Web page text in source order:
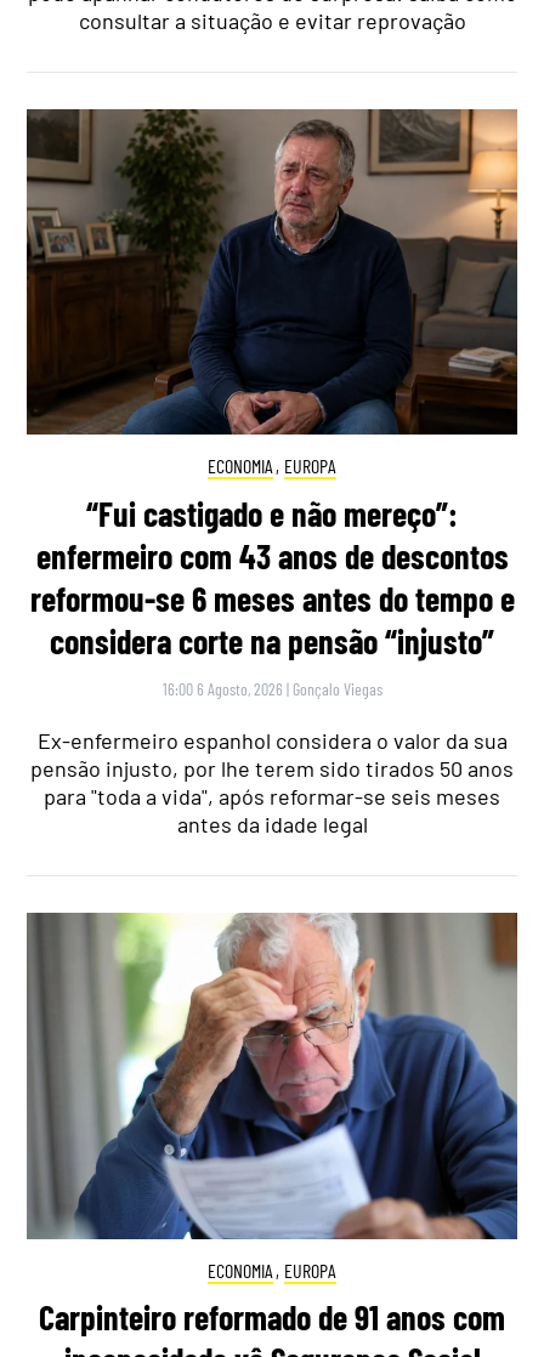
consultar a situação e evitar reprovação
ECONOMIA , EUROPA
“Fui castigado e não mereço”:
enfermeiro com 43 anos de descontos
reformou-se 6 meses antes do tempo e
considera corte na pensão “injusto”
16:00 6 Agosto, 2026 | Gonçalo Viegas
Ex-enfermeiro espanhol considera o valor da sua
pensão injusto, por lhe terem sido tirados 50 anos
para "toda a vida", após reformar-se seis meses
antes da idade legal
ECONOMIA , EUROPA
Carpinteiro reformado de 91 anos com